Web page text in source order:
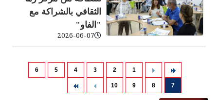
الثقافي بالشراكة مع
"الفاو"
2026-06-07
1
2
3
4
5
6
7
8
9
10